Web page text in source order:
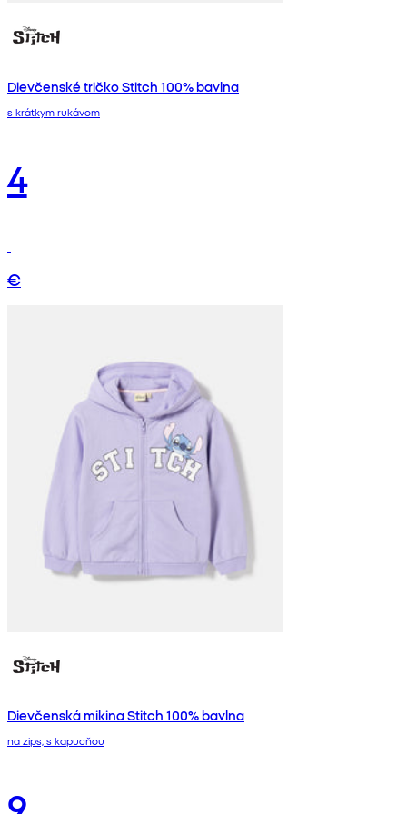
Dievčenské tričko Stitch 100% bavlna
s krátkym rukávom
4
€
Dievčenská mikina Stitch 100% bavlna
na zips, s kapucňou